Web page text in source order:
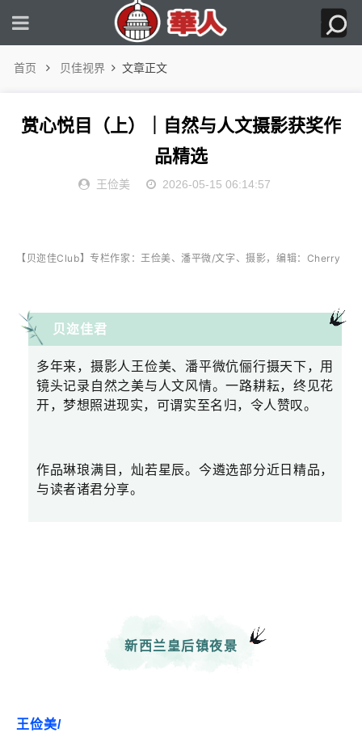
首页 贝佳视界 文章正文
赏心悦目（上）｜自然与人文摄影获奖作
品精选
王俭美 2026-05-15 06:14:57
【贝迩佳Club】专栏作家： 王俭美、潘平微/文字、摄影，编辑：Cherry
贝迩佳君
多年来，摄影人王俭美、潘平微伉俪行摄天下，用
镜头记录自然之美与人文风情。一路耕耘，终见花
开，梦想照进现实，可谓实至名归，令人赞叹。
作品琳琅满目，灿若星辰。今遴选部分近日精品，
与读者诸君分享。
新西兰皇后镇夜景
王俭美/